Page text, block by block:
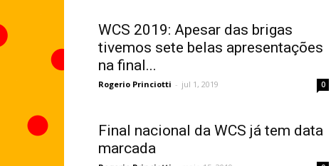
WCS 2019: Apesar das brigas
tivemos sete belas apresentações
na final...
Rogerio Princiotti - jul 1, 2019 0
Final nacional da WCS já tem data
marcada